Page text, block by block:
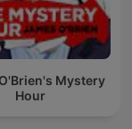
Mystery
Hour